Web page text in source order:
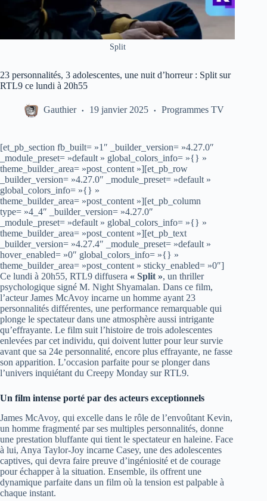
Split
23 personnalités, 3 adolescentes, une nuit d’horreur : Split sur
RTL9 ce lundi à 20h55
Gauthier 19 janvier 2025 Programmes TV
[et_pb_section fb_built= »1″ _builder_version= »4.27.0″
_module_preset= »default » global_colors_info= »{} »
theme_builder_area= »post_content »][et_pb_row
_builder_version= »4.27.0″ _module_preset= »default »
global_colors_info= »{} »
theme_builder_area= »post_content »][et_pb_column
type= »4_4″ _builder_version= »4.27.0″
_module_preset= »default » global_colors_info= »{} »
theme_builder_area= »post_content »][et_pb_text
_builder_version= »4.27.4″ _module_preset= »default »
hover_enabled= »0″ global_colors_info= »{} »
theme_builder_area= »post_content » sticky_enabled= »0″]
Ce lundi à 20h55, RTL9 diffusera « Split », un thriller
psychologique signé M. Night Shyamalan. Dans ce film,
l’acteur James McAvoy incarne un homme ayant 23
personnalités différentes, une performance remarquable qui
plonge le spectateur dans une atmosphère aussi intrigante
qu’effrayante. Le film suit l’histoire de trois adolescentes
enlevées par cet individu, qui doivent lutter pour leur survie
avant que sa 24e personnalité, encore plus effrayante, ne fasse
son apparition. L’occasion parfaite pour se plonger dans
l’univers inquiétant du Creepy Monday sur RTL9.
Un film intense porté par des acteurs exceptionnels
James McAvoy, qui excelle dans le rôle de l’envoûtant Kevin,
un homme fragmenté par ses multiples personnalités, donne
une prestation bluffante qui tient le spectateur en haleine. Face
à lui, Anya Taylor-Joy incarne Casey, une des adolescentes
captives, qui devra faire preuve d’ingéniosité et de courage
pour échapper à la situation. Ensemble, ils offrent une
dynamique parfaite dans un film où la tension est palpable à
chaque instant.